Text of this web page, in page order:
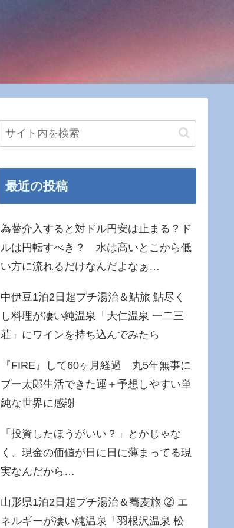
最近の投稿
為替介入すると対ドル円安は止まる？ド
ルは円転すべき？ 水は高いとこから低
い方に流れるだけなんだよなぁ…
中伊豆1泊2日超プチ湯治＆鮎旅 鮎尽く
し料理が凄い純温泉「大仁温泉 一二三
荘」にワインを持ち込んでみたら
『FIRE』して60ヶ月経過 丸5年無事に
プー太郎生活できた運＋予想しやすい単
純な世界に感謝
「投資したほうがいい？」とかじゃな
く、現金の価値が日に日に薄まってる現
実なんだから…
山形県1泊2日超プチ湯治＆蕎麦旅 ② エ
ネルギーが凄い純温泉「羽根沢温泉 松